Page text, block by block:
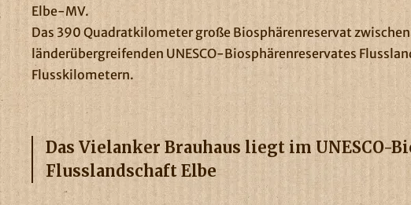
Elbe-MV.
Das 390 Quadratkilometer große Biosphärenreservat
länderübergreifenden UNESCO-Biosphärenreservates
Flusskilometern.
Das Vielanker Brauhaus liegt im UNESCO-
Flusslandschaft Elbe